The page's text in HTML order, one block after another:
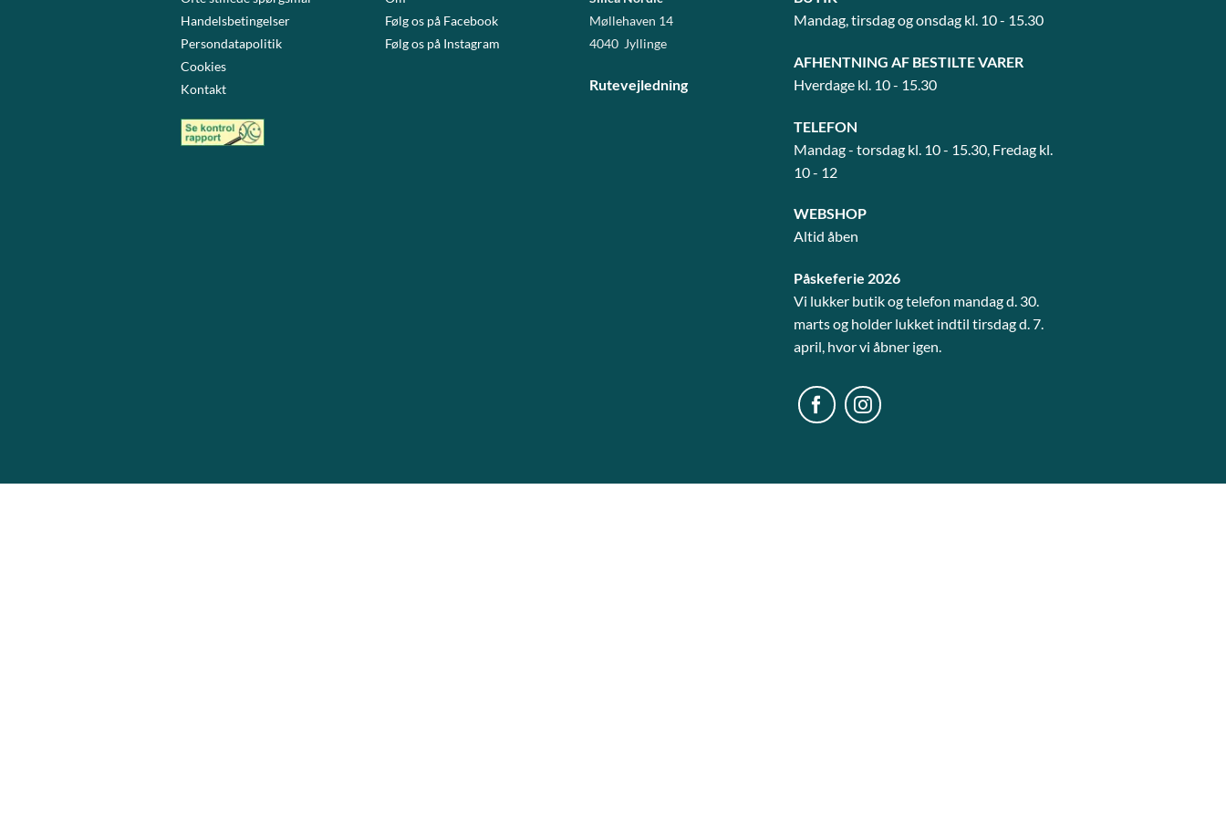
Handelsbetingelser
Persondatapolitik
Cookies
Kontakt
Følg os på Facebook
Følg os på Instagram
Møllehaven 14
4040 Jyllinge
Rutevejledning
Mandag, tirsdag og onsdag kl. 10 - 15.30
AFHENTNING AF BESTILTE VARER
Hverdage kl. 10 - 15.30
TELEFON
Mandag - torsdag kl. 10 - 15.30, Fredag kl.
10 - 12
WEBSHOP
Altid åben
Påskeferie 2026
Vi lukker butik og telefon mandag d. 30.
marts og holder lukket indtil tirsdag d. 7.
april, hvor vi åbner igen.